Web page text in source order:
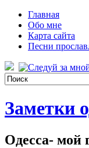
Главная
Обо мне
Карта сайта
Песни
Заметки
Одесса- мой